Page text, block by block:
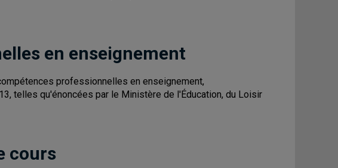
en enseignement
professionnelles en enseignement,
telles qu'énoncées par le Ministère de l'Éducation, du Loisir
cours